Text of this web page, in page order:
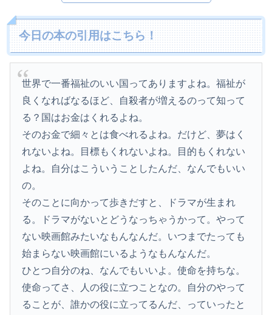
今日の本の引用はこちら！
世界で一番福祉のいい国ってありますよね。福祉が
良くなればなるほど、自殺者が増えるのって知って
る？国はお金はくれるよね。
そのお金で細々とは食べれるよね。だけど、夢はく
れないよね。目標もくれないよね。目的もくれない
よね。自分はこういうことしたんだ、なんでもいい
の。
そのことに向かって歩きだすと、ドラマが生まれ
る。ドラマがないとどうなっちゃうかって。やって
ない映画館みたいなもんなんだ。いつまでたっても
始まらない映画館にいるようなもんなんだ。
ひとつ自分のね、なんでもいいよ。使命を持ちな。
使命ってさ、人の役に立つことなの。自分のやって
ることが、誰かの役に立ってるんだ、っていったと